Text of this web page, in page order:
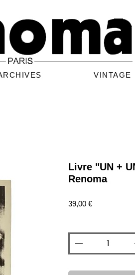
VINTAGE
Livre "UN +
Renoma
39,00 €Prix